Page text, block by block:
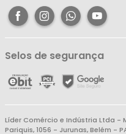
Selos de segurança
Líder Comércio e Indústria Ltda -
Pariquis, 1056 - Jurunas, Belém -